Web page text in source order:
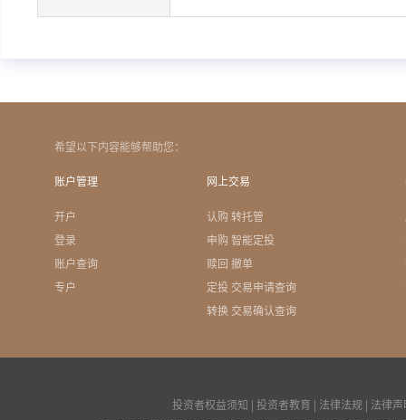
希望以下内容能够帮助您：
账户管理
开户
登录
账户查询
专户
网上交易
认购 转托管
申购 智能定投
赎回 撤单
定投 交易申请查询
转换 交易确认查询
投资者权益须知 投资者教育 法律法规
法律声